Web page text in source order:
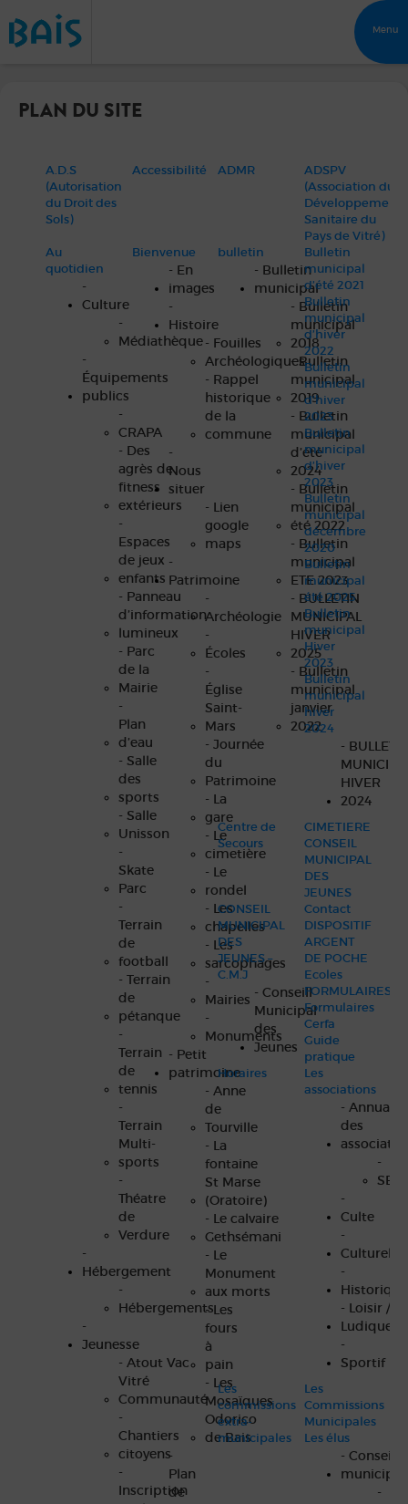
Menu
PLAN DU SITE
A.D.S
(Autorisation
du Droit des
Sols)
Accessibilité ADMR
ADSPV
(Association du
Développement
Sanitaire du
Pays de Vitré)
Au
quotidien
-
Culture
-
Médiathèque
-
Équipements
publics
-
CRAPA
- Des
agrès de
fitness
extérieurs
-
Espaces
de jeux
enfants
- Panneau
d’information
lumineux
- Parc
de la
Mairie
-
Plan
d’eau
- Salle
des
sports
- Salle
Unisson
-
Skate
Parc
-
Terrain
de
football
- Terrain
de
pétanque
-
Terrain
de
tennis
-
Terrain
Multi-
sports
-
Théatre
de
Verdure
-
Hébergement
-
Hébergements
-
Jeunesse
- Atout Vac
Vitré
Communauté
-
Chantiers
citoyens
-
Inscription
Bienvenue
- En
images
-
Histoire
- Fouilles
Archéologiques
- Rappel
historique
de la
commune
-
Nous
situer
- Lien
google
maps
-
Patrimoine
-
Archéologie
-
Écoles
-
Église
Saint-
Mars
- Journée
du
Patrimoine
- La
gare
- Le
cimetière
- Le
rondel
- Les
chapelles
- Les
sarcophages
-
Mairies
-
Monuments
- Petit
patrimoine
- Anne
de
Tourville
- La
fontaine
St Marse
(Oratoire)
- Le calvaire
Gethsémani
- Le
Monument
aux morts
- Les
fours
à
pain
- Les
Mosaïques
Odorico
de Bais
-
Plan
de
bulletin
- Bulletin
municipal
- Bulletin
municipal
2018
- Bulletin
municipal
2019
- Bulletin
municipal
d’été
2024
- Bulletin
municipal
été 2022
- Bulletin
municipal
ETE 2023
- BULLETIN
MUNICIPAL
HIVER
2025
- Bulletin
municipal
janvier
2022
Bulletin
municipal
d’été 2021
Bulletin
municipal
d’hiver
2022
Bulletin
municipal
d’hiver
2023
Bulletin
municipal
d’hiver
2023
Bulletin
municipal
décembre
2020
Bulletin
municipal
été 2025
Bulletin
municipal
Hiver
2023
Bulletin
municipal
hiver
2024
-
HIVER
2024
Centre de
Secours
CIMETIERE
CONSEIL
MUNICIPAL
DES
JEUNES
CONSEIL
MUNICIPAL
DES
JEUNES –
C.M.J
- Conseill
Municipal
des
Jeunes
Contact
DISPOSITIF
ARGENT
DE POCHE
Ecoles
FORMULAIRES
Formulaires
Cerfa
Guide
pratique
Horaires
Les
associations
- Annuaire
des
-
-
Culte
-
Culturel
-
Historique
- Loisir /
Ludique
-
Sportif
Les
commissions
extra-
municipales
Les
Commissions
Municipales
Les élus
- Conseil
municipal
-